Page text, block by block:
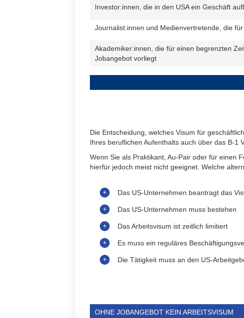
Investor:innen, die in den USA ein Geschäft
Journalist:innen und Medienvertretende, die
Akademiker:innen, die für einen begrenzten
Jobangebot vorliegt
Mitarbeitende von international tätigen
Die Entscheidung, welches Visum für
Ihres beruflichen Aufenthalts auch über das B-1
Wenn Sie als Praktikant, Au-Pair oder für einen
hierfür jedoch meist nicht geeignet. Welche
Das US-Unternehmen beantragt das
Das US-Unternehmen muss bestehen
Das Arbeitsvisum ist zeitlich limitiert
Es muss ein reguläres
Die Tätigkeit muss an den US-
OHNE JOBANGEBOT KEIN ARBEITSVISUM